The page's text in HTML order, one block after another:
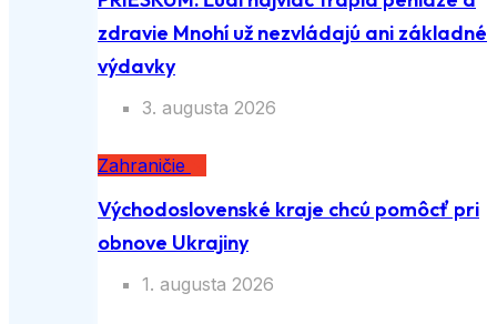
zdravie Mnohí už nezvládajú ani základné
výdavky
3. augusta 2026
Zahraničie
Východoslovenské kraje chcú pomôcť pri
obnove Ukrajiny
1. augusta 2026